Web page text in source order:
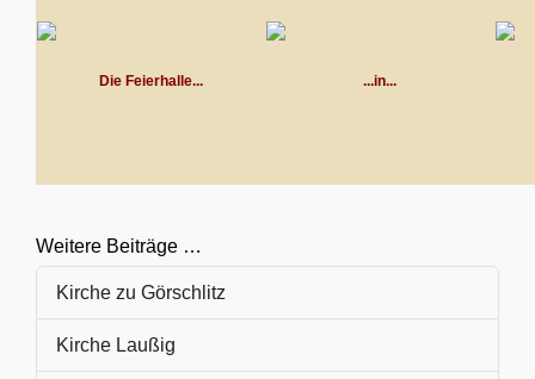
Die Feierhalle... ...in...
Weitere Beiträge …
Kirche zu Görschlitz
Kirche Laußig